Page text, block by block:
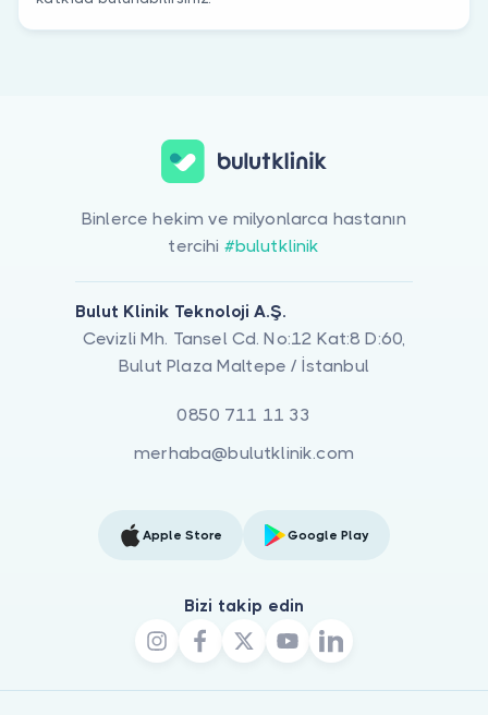
Binlerce hekim ve milyonlarca hastanın
tercihi #bulutklinik
Bulut Klinik Teknoloji A.Ş.
Cevizli Mh. Tansel Cd. No:12 Kat:8 D:60,
Bulut Plaza Maltepe / İstanbul
0850 711 11 33
merhaba@bulutklinik.com
Apple Store Google Play
Bizi takip edin